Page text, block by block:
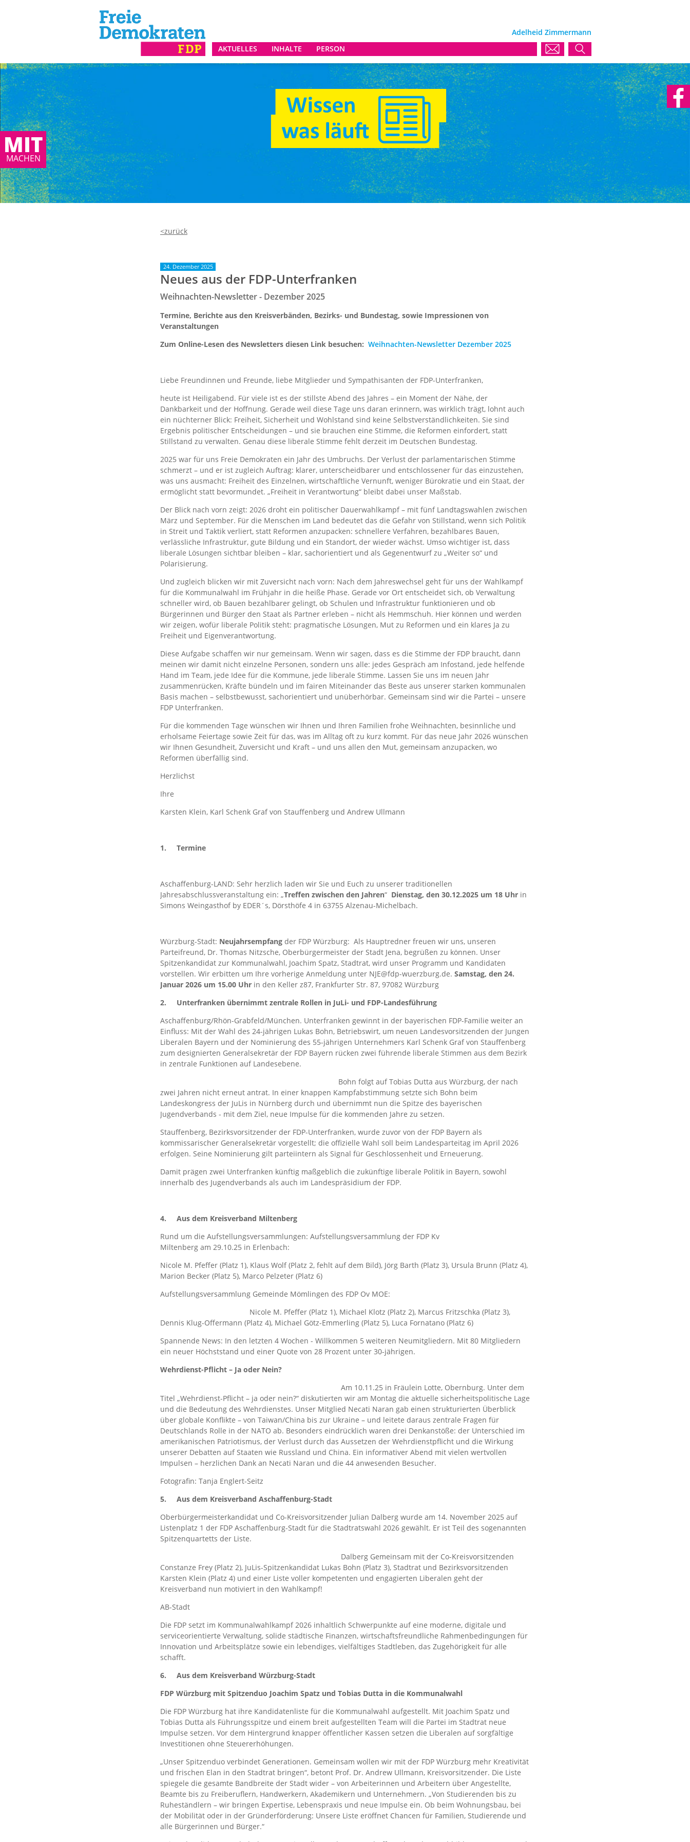
Adelheid Zimmermann
AKTUELLES
INHALTE PERSON
MIT
MACHEN
24. Dezember 2025
Neues aus der FDP-Unterfranken
Weihnachten-Newsletter - Dezember 2025
Termine, Berichte aus den Kreisverbänden, Bezirks- und Bundestag, sowie Impressionen von
Veranstaltungen
Zum Online-Lesen des Newsletters diesen Link besuchen: Weihnachten-Newsletter Dezember 2025
Liebe Freundinnen und Freunde, liebe Mitglieder und Sympathisanten der FDP-Unterfranken,
heute ist Heiligabend. Für viele ist es der stillste Abend des Jahres – ein Moment der Nähe, der
Dankbarkeit und der Hoffnung. Gerade weil diese Tage uns daran erinnern, was wirklich trägt, lohnt auch
ein nüchterner Blick: Freiheit, Sicherheit und Wohlstand sind keine Selbstverständlichkeiten. Sie sind
Ergebnis politischer Entscheidungen – und sie brauchen eine Stimme, die Reformen einfordert, statt
Stillstand zu verwalten. Genau diese liberale Stimme fehlt derzeit im Deutschen Bundestag.
2025 war für uns Freie Demokraten ein Jahr des Umbruchs. Der Verlust der parlamentarischen Stimme
schmerzt – und er ist zugleich Auftrag: klarer, unterscheidbarer und entschlossener für das einzustehen,
was uns ausmacht: Freiheit des Einzelnen, wirtschaftliche Vernunft, weniger Bürokratie und ein Staat, der
ermöglicht statt bevormundet. „Freiheit in Verantwortung“ bleibt dabei unser Maßstab.
Der Blick nach vorn zeigt: 2026 droht ein politischer Dauerwahlkampf – mit fünf Landtagswahlen zwischen
März und September. Für die Menschen im Land bedeutet das die Gefahr von Stillstand, wenn sich Politik
in Streit und Taktik verliert, statt Reformen anzupacken: schnellere Verfahren, bezahlbares Bauen,
verlässliche Infrastruktur, gute Bildung und ein Standort, der wieder wächst. Umso wichtiger ist, dass
liberale Lösungen sichtbar bleiben – klar, sachorientiert und als Gegenentwurf zu „Weiter so“ und
Polarisierung.
Und zugleich blicken wir mit Zuversicht nach vorn: Nach dem Jahreswechsel geht für uns der Wahlkampf
für die Kommunalwahl im Frühjahr in die heiße Phase. Gerade vor Ort entscheidet sich, ob Verwaltung
schneller wird, ob Bauen bezahlbarer gelingt, ob Schulen und Infrastruktur funktionieren und ob
Bürgerinnen und Bürger den Staat als Partner erleben – nicht als Hemmschuh. Hier können und werden
wir zeigen, wofür liberale Politik steht: pragmatische Lösungen, Mut zu Reformen und ein klares Ja zu
Freiheit und Eigenverantwortung.
Diese Aufgabe schaffen wir nur gemeinsam. Wenn wir sagen, dass es die Stimme der FDP braucht, dann
meinen wir damit nicht einzelne Personen, sondern uns alle: jedes Gespräch am Infostand, jede helfende
Hand im Team, jede Idee für die Kommune, jede liberale Stimme. Lassen Sie uns im neuen Jahr
zusammenrücken, Kräfte bündeln und im fairen Miteinander das Beste aus unserer starken kommunalen
Basis machen – selbstbewusst, sachorientiert und unüberhörbar. Gemeinsam sind wir die Partei – unsere
FDP Unterfranken.
Für die kommenden Tage wünschen wir Ihnen und Ihren Familien frohe Weihnachten, besinnliche und
erholsame Feiertage sowie Zeit für das, was im Alltag oft zu kurz kommt. Für das neue Jahr 2026 wünschen
wir Ihnen Gesundheit, Zuversicht und Kraft – und uns allen den Mut, gemeinsam anzupacken, wo
Reformen überfällig sind.
Herzlichst
Ihre
Karsten Klein, Karl Schenk Graf von Stauffenberg und Andrew Ullmann
1. Termine
Aschaffenburg-LAND: Sehr herzlich laden wir Sie und Euch zu unserer traditionellen
Jahresabschlussveranstaltung ein: „Treffen zwischen den Jahren“ Dienstag, den 30.12.2025 um 18 Uhr in
Simons Weingasthof by EDER´s, Dörsthöfe 4 in 63755 Alzenau-Michelbach.
Würzburg-Stadt: Neujahrsempfang der FDP Würzburg: Als Hauptredner freuen wir uns, unseren
Parteifreund, Dr. Thomas Nitzsche, Oberbürgermeister der Stadt Jena, begrüßen zu können. Unser
Spitzenkandidat zur Kommunalwahl, Joachim Spatz, Stadtrat, wird unser Programm und Kandidaten
vorstellen. Wir erbitten um Ihre vorherige Anmeldung unter NJE@fdp-wuerzburg.de. Samstag, den 24.
Januar 2026 um 15.00 Uhr in den Keller z87, Frankfurter Str. 87, 97082 Würzburg
2. Unterfranken übernimmt zentrale Rollen in JuLi- und FDP-Landesführung
Aschaffenburg/Rhön-Grabfeld/München. Unterfranken gewinnt in der bayerischen FDP-Familie weiter an
Einfluss: Mit der Wahl des 24-jährigen Lukas Bohn, Betriebswirt, um neuen Landesvorsitzenden der Jungen
Liberalen Bayern und der Nominierung des 55-jährigen Unternehmers Karl Schenk Graf von Stauffenberg
zum designierten Generalsekretär der FDP Bayern rücken zwei führende liberale Stimmen aus dem Bezirk
in zentrale Funktionen auf Landesebene.
Bohn folgt auf Tobias Dutta aus Würzburg, der nach
zwei Jahren nicht erneut antrat. In einer knappen Kampfabstimmung setzte sich Bohn beim
Landeskongress der JuLis in Nürnberg durch und übernimmt nun die Spitze des bayerischen
Jugendverbands - mit dem Ziel, neue Impulse für die kommenden Jahre zu setzen.
Stauffenberg, Bezirksvorsitzender der FDP-Unterfranken, wurde zuvor von der FDP Bayern als
kommissarischer Generalsekretär vorgestellt; die offizielle Wahl soll beim Landesparteitag im April 2026
erfolgen. Seine Nominierung gilt parteiintern als Signal für Geschlossenheit und Erneuerung.
Damit prägen zwei Unterfranken künftig maßgeblich die zukünftige liberale Politik in Bayern, sowohl
innerhalb des Jugendverbands als auch im Landespräsidium der FDP.
4. Aus dem Kreisverband Miltenberg
Rund um die Aufstellungsversammlungen: Aufstellungsversammlung der FDP Kv
Miltenberg am 29.10.25 in Erlenbach:
Nicole M. Pfeffer (Platz 1), Klaus Wolf (Platz 2, fehlt auf dem Bild), Jörg Barth (Platz 3), Ursula Brunn (Platz 4),
Marion Becker (Platz 5), Marco Pelzeter (Platz 6)
Aufstellungsversammlung Gemeinde Mömlingen des FDP Ov MOE:
Nicole M. Pfeffer (Platz 1), Michael Klotz (Platz 2), Marcus Fritzschka (Platz 3),
Dennis Klug-Offermann (Platz 4), Michael Götz-Emmerling (Platz 5), Luca Fornatano (Platz 6)
Spannende News: In den letzten 4 Wochen - Willkommen 5 weiteren Neumitgliedern. Mit 80 Mitgliedern
ein neuer Höchststand und einer Quote von 28 Prozent unter 30-jährigen.
Wehrdienst-Pflicht – Ja oder Nein?
Am 10.11.25 in Fräulein Lotte, Obernburg. Unter dem
Titel „Wehrdienst-Pflicht – ja oder nein?“ diskutierten wir am Montag die aktuelle sicherheitspolitische Lage
und die Bedeutung des Wehrdienstes. Unser Mitglied Necati Naran gab einen strukturierten Überblick
über globale Konflikte – von Taiwan/China bis zur Ukraine – und leitete daraus zentrale Fragen für
Deutschlands Rolle in der NATO ab. Besonders eindrücklich waren drei Denkanstöße: der Unterschied im
amerikanischen Patriotismus, der Verlust durch das Aussetzen der Wehrdienstpflicht und die Wirkung
unserer Debatten auf Staaten wie Russland und China. Ein informativer Abend mit vielen wertvollen
Impulsen – herzlichen Dank an Necati Naran und die 44 anwesenden Besucher.
Fotografin: Tanja Englert-Seitz
5. Aus dem Kreisverband Aschaffenburg-Stadt
Oberbürgermeisterkandidat und Co-Kreisvorsitzender Julian Dalberg wurde am 14. November 2025 auf
Listenplatz 1 der FDP Aschaffenburg-Stadt für die Stadtratswahl 2026 gewählt. Er ist Teil des sogenannten
Spitzenquartetts der Liste.
Dalberg Gemeinsam mit der Co-Kreisvorsitzenden
Constanze Frey (Platz 2), JuLis-Spitzenkandidat Lukas Bohn (Platz 3), Stadtrat und Bezirksvorsitzenden
Karsten Klein (Platz 4) und einer Liste voller kompetenten und engagierten Liberalen geht der
Kreisverband nun motiviert in den Wahlkampf!
AB-Stadt
Die FDP setzt im Kommunalwahlkampf 2026 inhaltlich Schwerpunkte auf eine moderne, digitale und
serviceorientierte Verwaltung, solide städtische Finanzen, wirtschaftsfreundliche Rahmenbedingungen für
Innovation und Arbeitsplätze sowie ein lebendiges, vielfältiges Stadtleben, das Zugehörigkeit für alle
schafft.
6. Aus dem Kreisverband Würzburg-Stadt
FDP Würzburg mit Spitzenduo Joachim Spatz und Tobias Dutta in die Kommunalwahl
Die FDP Würzburg hat ihre Kandidatenliste für die Kommunalwahl aufgestellt. Mit Joachim Spatz und
Tobias Dutta als Führungsspitze und einem breit aufgestellten Team will die Partei im Stadtrat neue
Impulse setzen. Vor dem Hintergrund knapper öffentlicher Kassen setzen die Liberalen auf sorgfältige
Investitionen ohne Steuererhöhungen.
„Unser Spitzenduo verbindet Generationen. Gemeinsam wollen wir mit der FDP Würzburg mehr Kreativität
und frischen Elan in den Stadtrat bringen“, betont Prof. Dr. Andrew Ullmann, Kreisvorsitzender. Die Liste
spiegele die gesamte Bandbreite der Stadt wider – von Arbeiterinnen und Arbeitern über Angestellte,
Beamte bis zu Freiberuflern, Handwerkern, Akademikern und Unternehmern. „Von Studierenden bis zu
Ruheständlern – wir bringen Expertise, Lebenspraxis und neue Impulse ein. Ob beim Wohnungsbau, bei
der Mobilität oder in der Gründerförderung: Unsere Liste eröffnet Chancen für Familien, Studierende und
alle Bürgerinnen und Bürger.“